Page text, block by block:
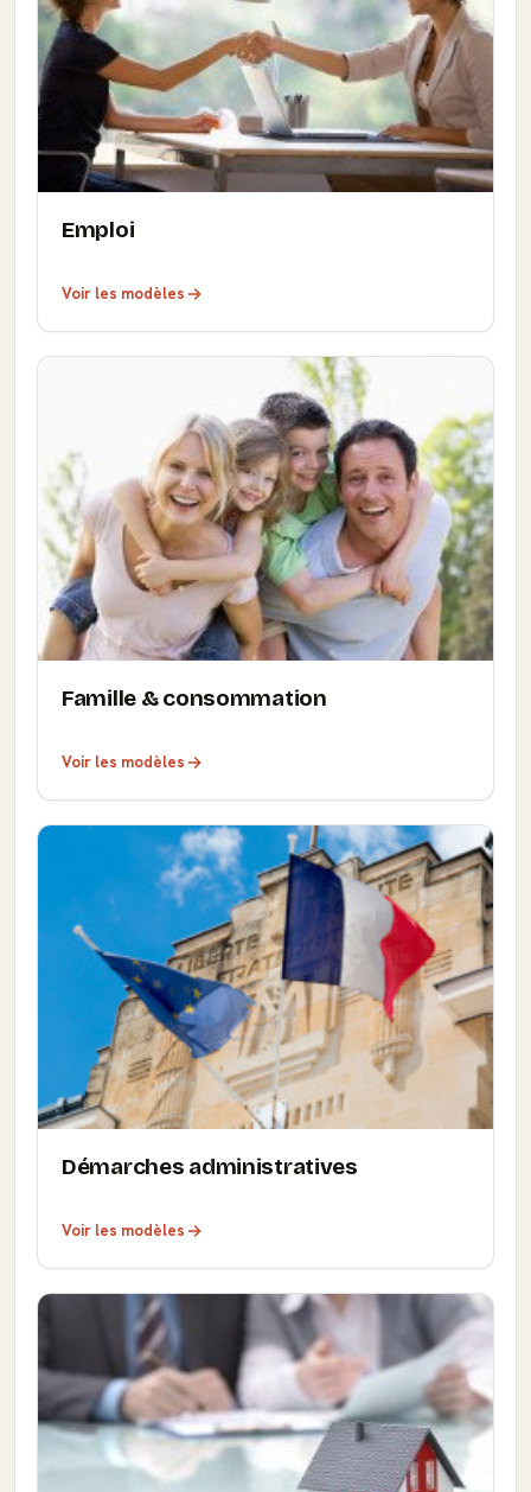
Emploi
Voir les modèles
Famille & consommation
Voir les modèles
Démarches administratives
Voir les modèles